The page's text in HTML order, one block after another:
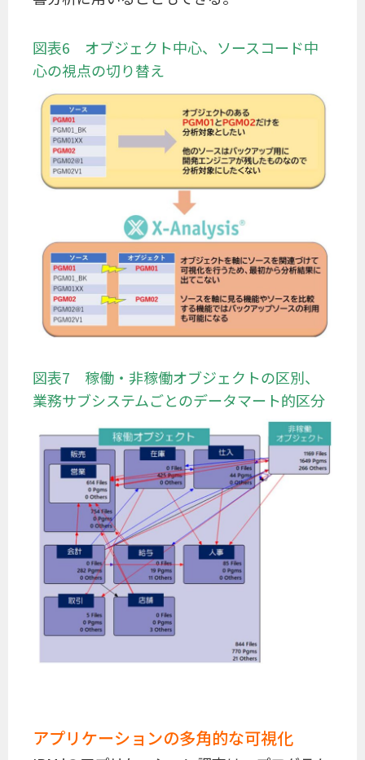
図表6 オブジェクト中心、ソースコード中
心の視点の切り替え
図表7 稼働・非稼働オブジェクトの区別、
業務サブシステムごとのデータマート的区分
アプリケーションの多角的な可視化